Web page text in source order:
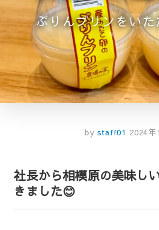
ぷりんプリンをい
by staff01 2024年
社長から相模原の美味し
きました😊